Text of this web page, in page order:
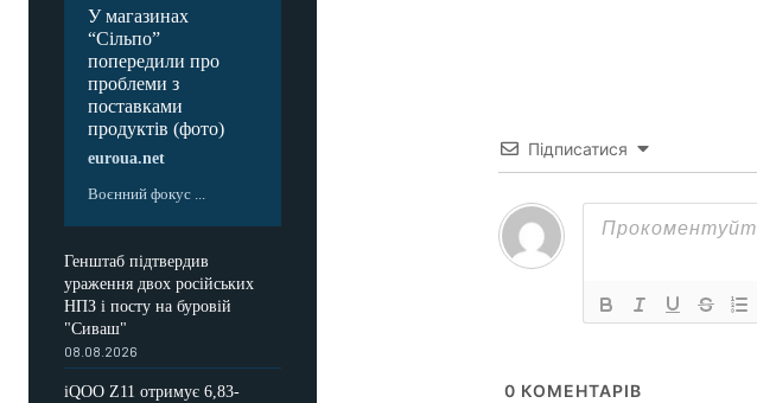
У магазинах
“Сільпо”
попередили про
проблеми з
поставками
продуктів (фото)
euroua.net
Воєнний фокус ...
Генштаб підтвердив
ураження двох російських
НПЗ і посту на буровій
"Сиваш"
08.08.2026
iQOO Z11 отримує 6,83-
Підписатися
0 КОМЕНТАРІВ